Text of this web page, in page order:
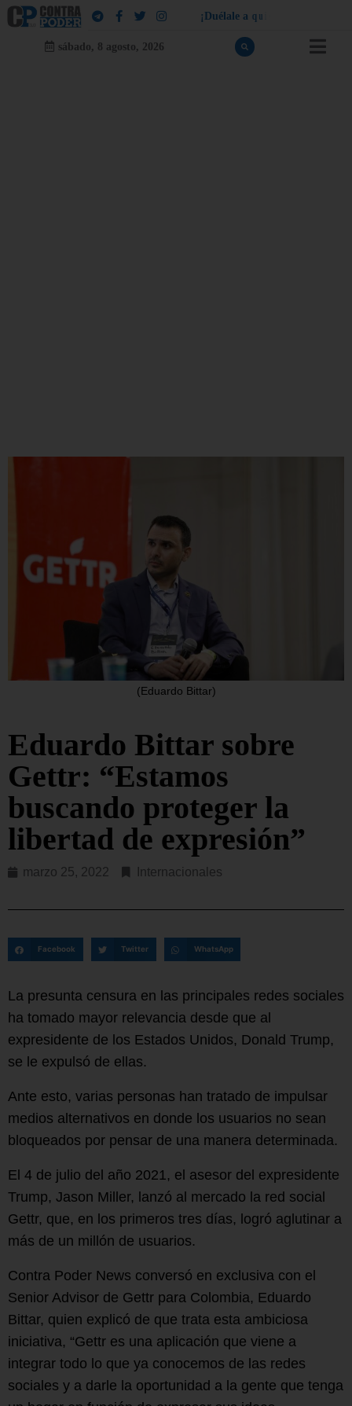
¡ Dué a e a q u
sábado, 8 agosto, 2026
(Eduardo Bittar)
Eduardo Bittar sobre
Gettr: “Estamos
buscando proteger la
libertad de expresión”
marzo 25, 2022 Internacionales
Facebook Twitter WhatsApp
La presunta censura en las principales redes sociales
ha tomado mayor relevancia desde que al
expresidente de los Estados Unidos, Donald Trump,
se le expulsó de ellas.
Ante esto, varias personas han tratado de impulsar
medios alternativos en donde los usuarios no sean
bloqueados por pensar de una manera determinada.
El 4 de julio del año 2021, el asesor del expresidente
Trump, Jason Miller, lanzó al mercado la red social
Gettr, que, en los primeros tres días, logró aglutinar a
más de un millón de usuarios.
Contra Poder News conversó en exclusiva con el
Senior Advisor de Gettr para Colombia, Eduardo
Bittar, quien explicó de que trata esta ambiciosa
iniciativa, “Gettr es una aplicación que viene a
integrar todo lo que ya conocemos de las redes
sociales y a darle la oportunidad a la gente que tenga